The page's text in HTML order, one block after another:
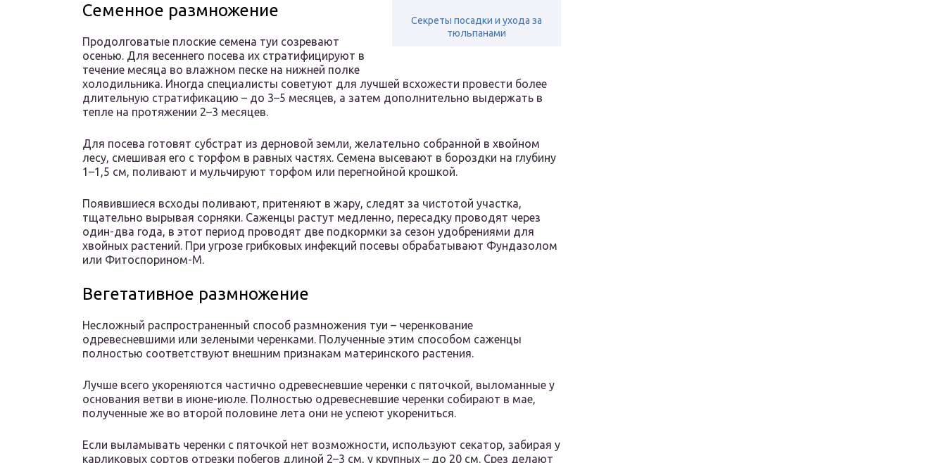
Секреты посадки и ухода за
тюльпанами
Семенное размножение
Продолговатые плоские семена туи созревают
осенью. Для весеннего посева их стратифицируют в
течение месяца во влажном песке на нижней полке
холодильника. Иногда специалисты советуют для лучшей всхожести провести более
длительную стратификацию – до 3–5 месяцев, а затем дополнительно выдержать в
тепле на протяжении 2–3 месяцев.
Для посева готовят субстрат из дерновой земли, желательно собранной в хвойном
лесу, смешивая его с торфом в равных частях. Семена высевают в бороздки на глубину
1–1,5 см, поливают и мульчируют торфом или перегнойной крошкой.
Появившиеся всходы поливают, притеняют в жару, следят за чистотой участка,
тщательно вырывая сорняки. Саженцы растут медленно, пересадку проводят через
один-два года, в этот период проводят две подкормки за сезон удобрениями для
хвойных растений. При угрозе грибковых инфекций посевы обрабатывают Фундазолом
или Фитоспорином-М.
Вегетативное размножение
Несложный распространенный способ размножения туи – черенкование
одревесневшими или зелеными черенками. Полученные этим способом саженцы
полностью соответствуют внешним признакам материнского растения.
Лучше всего укореняются частично одревесневшие черенки с пяточкой, выломанные у
основания ветви в июне-июле. Полностью одревесневшие черенки собирают в мае,
полученные же во второй половине лета они не успеют укорениться.
Если выламывать черенки с пяточкой нет возможности, используют секатор, забирая у
карликовых сортов отрезки побегов длиной 2–3 см, у крупных – до 20 см. Срез делают